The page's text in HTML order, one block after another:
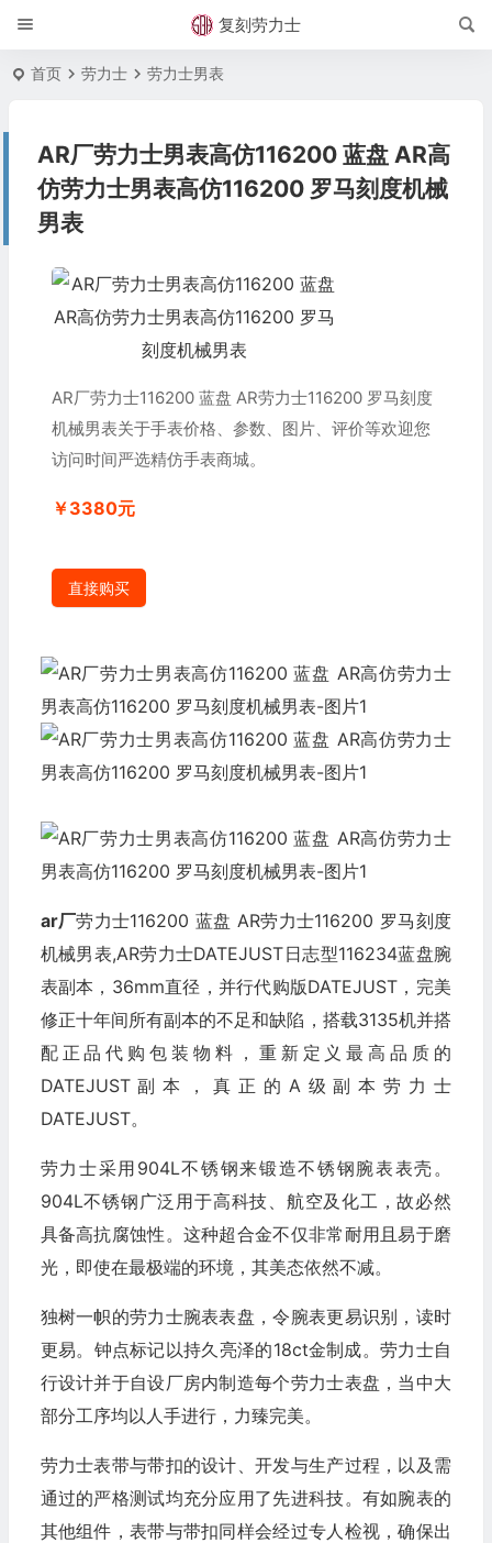
复刻劳力士
首页 劳力士 劳力士男表
AR厂劳力士男表高仿116200 蓝盘 AR高
仿劳力士男表高仿116200 罗马刻度机械
男表
AR厂劳力士116200 蓝盘 AR劳力士116200 罗马刻度
机械男表关于手表价格、参数、图片、评价等欢迎您
访问时间严选精仿手表商城。
￥3380元
直接购买
ar厂劳力士116200 蓝盘 AR劳力士116200 罗马刻度
机械男表,AR劳力士DATEJUST日志型116234蓝盘腕
表副本，36mm直径，并行代购版DATEJUST，完美
修正十年间所有副本的不足和缺陷，搭载3135机并搭
配正品代购包装物料，重新定义最高品质的
DATEJUST副本，真正的A级副本劳力士
DATEJUST。
劳力士采用904L不锈钢来锻造不锈钢腕表表壳。
904L不锈钢广泛用于高科技、航空及化工，故必然
具备高抗腐蚀性。这种超合金不仅非常耐用且易于磨
光，即使在最极端的环境，其美态依然不减。
独树一帜的劳力士腕表表盘，令腕表更易识别，读时
更易。钟点标记以持久亮泽的18ct金制成。劳力士自
行设计并于自设厂房内制造每个劳力士表盘，当中大
部分工序均以人手进行，力臻完美。
劳力士表带与带扣的设计、开发与生产过程，以及需
通过的严格测试均充分应用了先进科技。有如腕表的
其他组件，表带与带扣同样会经过专人检视，确保出